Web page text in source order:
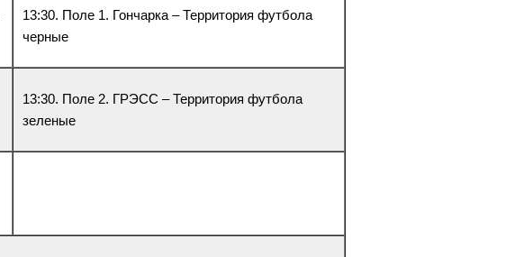
13:30. Поле 1. Гончарка – Территория футбола
черные
13:30. Поле 2. ГРЭСС – Территория футбола
зеленые